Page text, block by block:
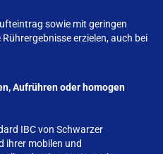
sowie mit geringen
erzielen, auch bei
Aufrühren oder homogen
IBC von Schwarzer
ihrer mobilen und